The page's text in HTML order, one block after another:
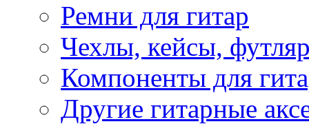
Ремни для гитар
Чехлы, кейсы,
Компоненты для
Другие гитарные